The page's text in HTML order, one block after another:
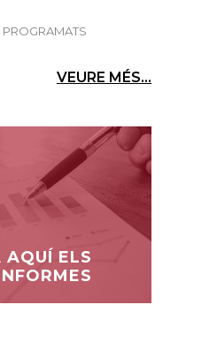
VEURE MÉS...
AQUÍ ELS